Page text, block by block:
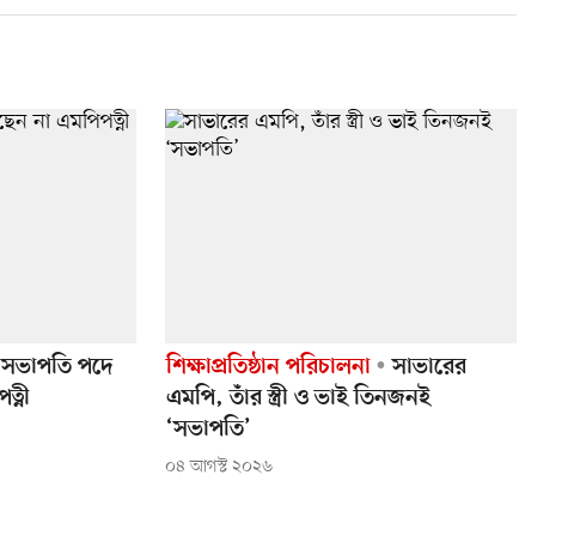
সভাপতি পদে
শিক্ষাপ্রতিষ্ঠান পরিচালনা
সাভারের
এমপি, তাঁর স্ত্রী ও ভাই তিনজনই
‘সভাপতি’
০৪ আগস্ট ২০২৬